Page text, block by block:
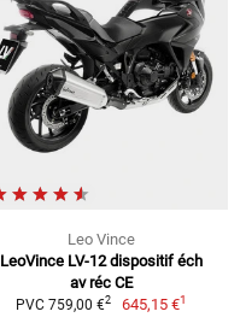
Leo Vince
LeoVince LV-12 dispositif éch
av réc CE
PVC 759,00 €2 645,15 €1